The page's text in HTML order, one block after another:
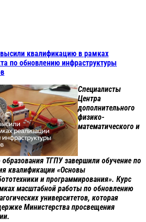
квалификацию в рамках
по обновлению инфраструктуры
Специалисты
Центра
дополнительного
физико-
математического и
образования ТГПУ завершили обучение по
квалификации «Основы
и программирования». Курс
масштабной работы по обновлению
университетов, которая
Министерства просвещения